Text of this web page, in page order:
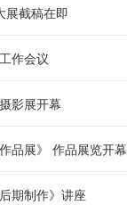
展截稿在即
作会议
影展开幕
品展》 作品展览开幕
期制作》讲座